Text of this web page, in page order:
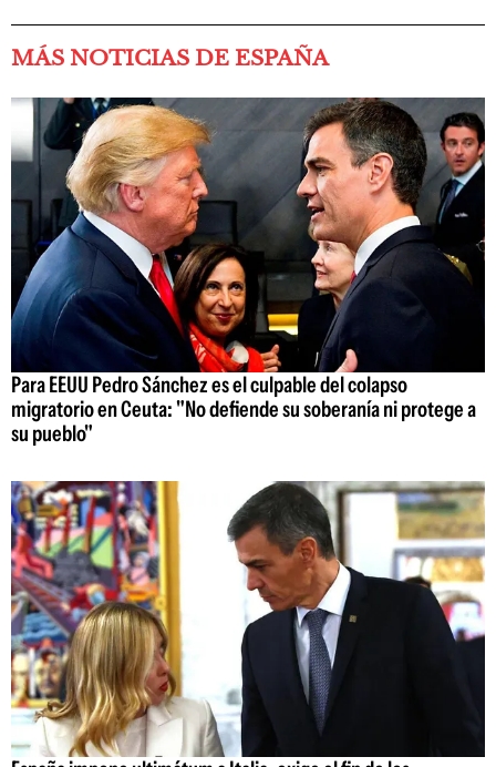
MÁS NOTICIAS DE ESPAÑA
Para EEUU Pedro Sánchez es el culpable del colapso
migratorio en Ceuta: "No defiende su soberanía ni protege a
su pueblo"